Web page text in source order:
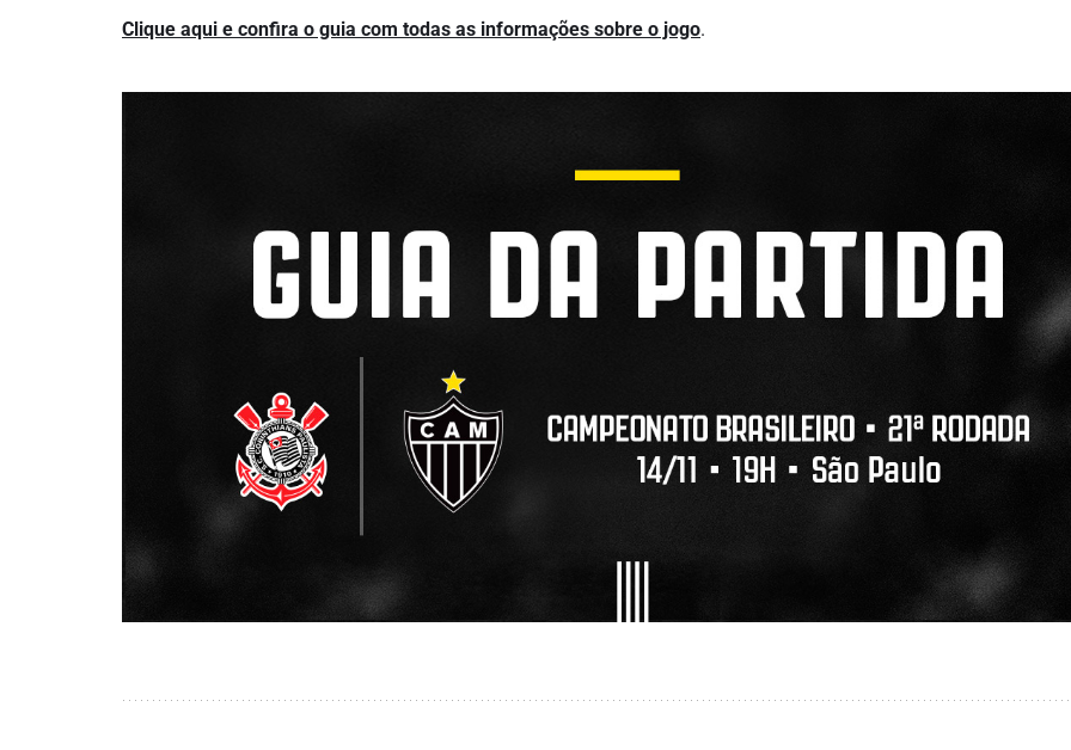
Clique aqui e confira o guia com todas as informações sobre o jogo.